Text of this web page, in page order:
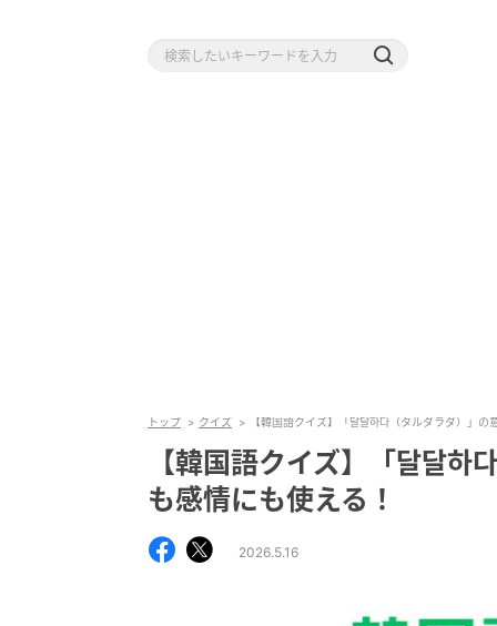
トップ クイズ 【韓国語クイズ】「달달하다（タルダラダ）」
【韓国語クイズ】「달달
も感情にも使える！
2026.5.16